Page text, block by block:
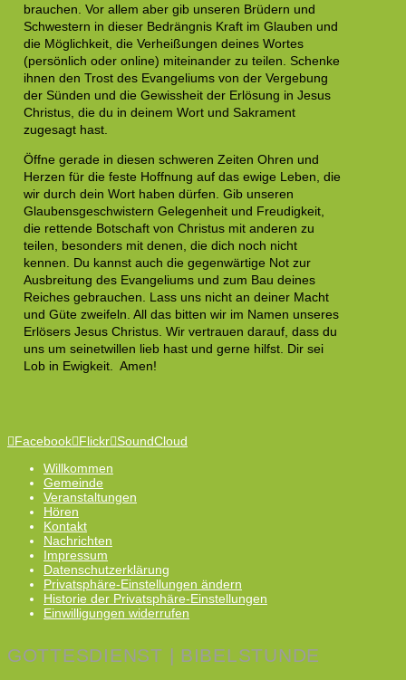
brauchen. Vor allem aber gib unseren Brüdern und
Schwestern in dieser Bedrängnis Kraft im Glauben und
die Möglichkeit, die Verheißungen deines Wortes
(persönlich oder online) miteinander zu teilen. Schenke
ihnen den Trost des Evangeliums von der Vergebung
der Sünden und die Gewissheit der Erlösung in Jesus
Christus, die du in deinem Wort und Sakrament
zugesagt hast.
Öffne gerade in diesen schweren Zeiten Ohren und
Herzen für die feste Hoffnung auf das ewige Leben, die
wir durch dein Wort haben dürfen. Gib unseren
Glaubensgeschwistern Gelegenheit und Freudigkeit,
die rettende Botschaft von Christus mit anderen zu
teilen, besonders mit denen, die dich noch nicht
kennen. Du kannst auch die gegenwärtige Not zur
Ausbreitung des Evangeliums und zum Bau deines
Reiches gebrauchen. Lass uns nicht an deiner Macht
und Güte zweifeln. All das bitten wir im Namen unseres
Erlösers Jesus Christus. Wir vertrauen darauf, dass du
uns um seinetwillen lieb hast und gerne hilfst. Dir sei
Lob in Ewigkeit. Amen!
Facebook Flickr SoundCloud
Willkommen
Gemeinde
Veranstaltungen
Hören
Kontakt
Nachrichten
Impressum
Datenschutzerklärung
Privatsphäre-Einstellungen ändern
Historie der Privatsphäre-Einstellungen
Einwilligungen widerrufen
GOTTESDIENST | BIBELSTUNDE